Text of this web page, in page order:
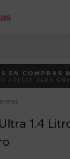
ACTIVÁ
EN COMPRAS
APLICA PARA
1.4